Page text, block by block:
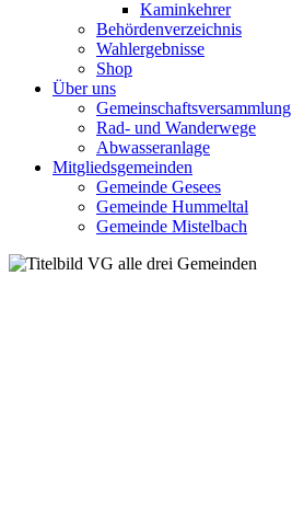
Kaminkehrer
Behördenverzeichnis
Wahlergebnisse
Shop
Über uns
Gemeinschaftsversammlung
Rad- und Wanderwege
Abwasseranlage
Mitgliedsgemeinden
Gemeinde Gesees
Gemeinde Hummeltal
Gemeinde Mistelbach